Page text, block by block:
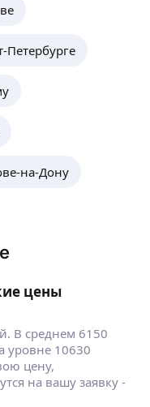
Петербурге
на-Дону
цены
В среднем 6150
уровне 10630
цену,
на вашу заявку -